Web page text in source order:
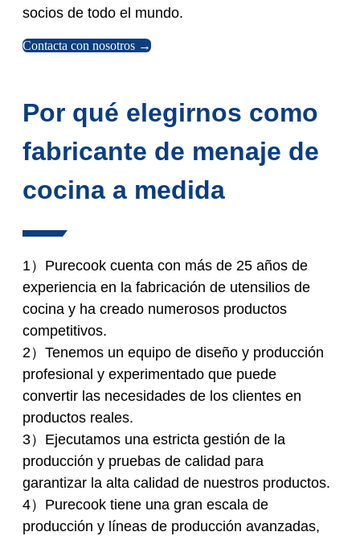
socios de todo el mundo.
Contacta con nosotros →
Por qué elegirnos como
fabricante de menaje de
cocina a medida
1）Purecook cuenta con más de 25 años de
experiencia en la fabricación de utensilios de
cocina y ha creado numerosos productos
competitivos.
2）Tenemos un equipo de diseño y producción
profesional y experimentado que puede
convertir las necesidades de los clientes en
productos reales.
3）Ejecutamos una estricta gestión de la
producción y pruebas de calidad para
garantizar la alta calidad de nuestros productos.
4）Purecook tiene una gran escala de
producción y líneas de producción avanzadas,